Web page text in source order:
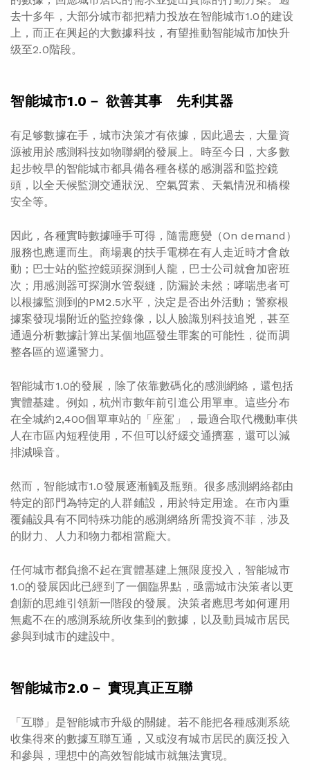
去十多年，大部分城市都把精力投放在智能城市1.0的建设
上，而正在興起的大數據科技，有望推動智能城市加快升
级至2.0階段。
智能城市1.0－ 欲善其事 先利其器
有足够數據在手，城市決策才有依據，因此過去，大量資
源被用於感測科技如物聯網的發展上。時至今日，大多數
起步較早的智能城市都具備各種各樣的感測器和監控鏡
頭，以全天候監測交通狀況、空氣質素、天氣情況和橋樑
安全等。
因此，各種實時數據唾手可得，隨需應變（On demand）
服務也應運而生。商場裏的扶手電梯在有人走近時才會啟
動；巴士站的監控鏡頭探測到人龍，巴士公司就會加密班
次；用感測器可探測水管裂縫，防漏於未然；哮喘患者可
以根據監測到的PM2.5水平，決定是否出外活動；警察根
據案發現場附近的監控錄像，以人臉識別科技追兇，甚至
通過分析數據計算出某個地區發生罪案的可能性，從而調
整各區的巡邏警力。
智能城市1.0的發展，除了依靠數碼化的感測網絡，還包括
實體基建。例如，杭州市數年前引進公用單車。這些分布
在全城約2,400個單車站的「座駕」，最適合取代機動車供
人在市區內短程使用，不但可以紓緩交通擠塞，還可以減
排減噪音。
然而，智能城市1.0發展逐漸觸及瓶頸。很多感測網絡都由
特定的部門為特定的人群鋪設，用於特定用途。在市內重
覆鋪設具有不同特殊功能的感測網絡所需投資不菲，涉及
的財力、人力和物力都相當龐大。
任何城市都負擔不起在實體基建上無限度投入，智能城市
1.0的發展因此已經到了一個臨界點，亟需城市決策者以更
創新的思維引領新一階段的發展。決策者應思考如何運用
無處不在的感測系統所收集到的數據，以及動員城市居民
參與到城市的建設中。
智能城市2.0－ 實現真正互聯
「互聯」是智能城市升級的關鍵。若不能把各種感測系統
收集得來的數據互聯互通，又或沒有城市居民的廣泛投入
和參與，理想中的高效智能城市就無法實現。